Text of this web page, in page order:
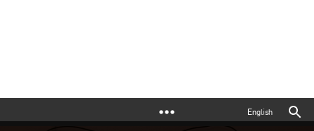
English